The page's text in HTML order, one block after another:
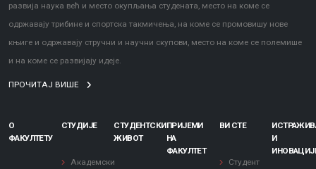
развија наука већ и место окупљања студената, место на коме се
одржавају трибине и спортска такмичења, на коме се промовишу нове
књиге и одржавају стручни и научни скупови, место на коме се полемише
и на коме се развијају идеје.
ПРОЧИТАЈ ВИШЕ
О
ФАКУЛТЕТУ
СТУДИЈЕ
Академски
СТУДЕНТСКИ
ЖИВОТ
ПРИЈЕМИ
НА
ФАКУЛТЕТ
ВИ СТЕ
Студент
И